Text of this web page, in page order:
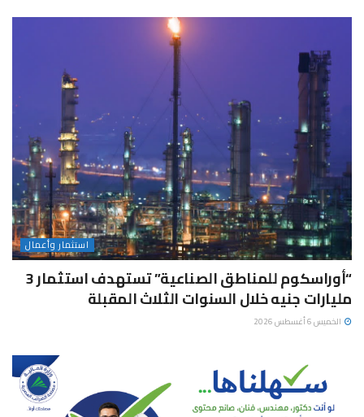
استثمار وأعمال
“أوراسكوم للمناطق الصناعية” تستهدف استثمار 3
مليارات جنيه خلال السنوات الثلاث المقبلة
الخميس 6 أغسطس 2026